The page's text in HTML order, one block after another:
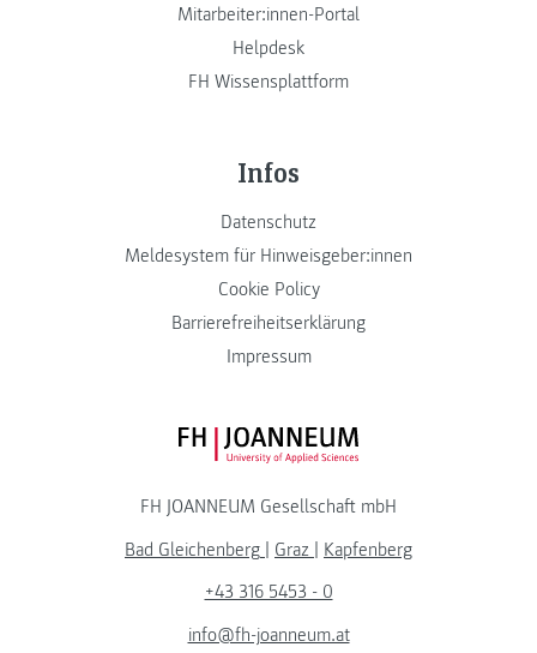
Mitarbeiter:innen-Portal
Helpdesk
FH Wissensplattform
Infos
Datenschutz
Meldesystem für Hinweisgeber:innen
Cookie Policy
Barrierefreiheitserklärung
Impressum
FH JOANNEUM Logo
FH JOANNEUM Gesellschaft mbH
Bad Gleichenberg | Graz | Kapfenberg
+43 316 5453 - 0
info@fh-joanneum.at